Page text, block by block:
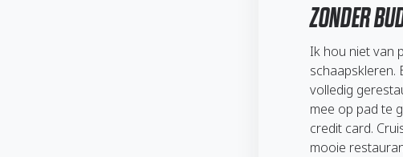
ZONDER
Ik hou niet van
schaapskleren.
volledig
mee op pad te
credit card.
mooie